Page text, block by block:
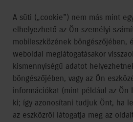
A süti („cookie”) nem más mint
elhelyezhető az Ön személyi
mobileszközének böngészőjében,
weboldal meglátogatásakor
kismennyiségű adatot
böngészőjében, vagy az Ön
információkat (mint például az Ön
ki; így azonosítani tudjuk Önt, ha
az eszközről látogatja meg az